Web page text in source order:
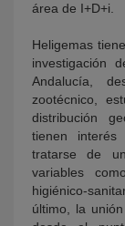
área de I+D+i.
Heligemas
investigación
Andalucía,
zootécnico,
distribución
tienen
tratarse de
variables
higiénico-
último, la